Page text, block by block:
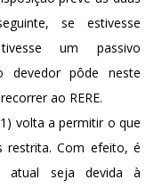
se estivesse
um passivo
devedor pôde neste
ao RERE.
volta a permitir o que
restrita. Com efeito, é
atual seja devida à